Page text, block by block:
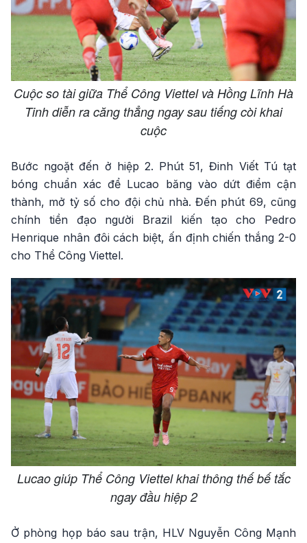
Cuộc so tài giữa Thể Công Viettel và Hồng Lĩnh Hà
Tinh diễn ra căng thẳng ngay sau tiếng còi khai
cuộc
Bước ngoặt đến ở hiệp 2. Phút 51, Đinh Viết Tú tạt
bóng chuẩn xác để Lucao băng vào dứt điểm cận
thành, mở tỷ số cho đội chủ nhà. Đến phút 69, cũng
chính tiền đạo người Brazil kiến tạo cho Pedro
Henrique nhân đôi cách biệt, ấn định chiến thắng 2-0
cho Thể Công Viettel.
Lucao giúp Thể Công Viettel khai thông thế bế tắc
ngay đầu hiệp 2
Ở phòng họp báo sau trận, HLV Nguyễn Công Mạnh